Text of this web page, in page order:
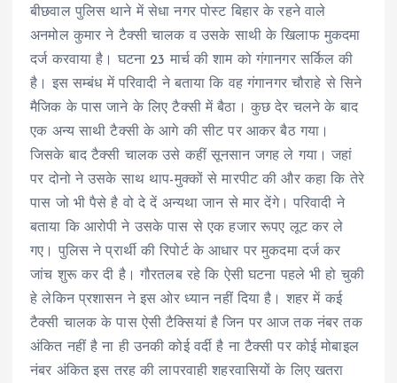
बीछवाल पुलिस थाने में सेधा नगर पोस्ट बिहार के रहने वाले
अनमोल कुमार ने टैक्सी चालक व उसके साथी के खिलाफ मुकदमा
दर्ज करवाया है। घटना 23 मार्च की शाम को गंगानगर सर्किल की
है। इस सम्बंध में परिवादी ने बताया कि वह गंगानगर चौराहे से सिने
मैजिक के पास जाने के लिए टैक्सी में बैठा। कुछ देर चलने के बाद
एक अन्य साथी टैक्सी के आगे की सीट पर आकर बैठ गया।
जिसके बाद टैक्सी चालक उसे कहीं सूनसान जगह ले गया। जहां
पर दोनो ने उसके साथ थाप-मुक्कों से मारपीट की और कहा कि तेरे
पास जो भी पैसे है वो दे दें अन्यथा जान से मार देंगे। परिवादी ने
बताया कि आरोपी ने उसके पास से एक हजार रूपए लूट कर ले
गए। पुलिस ने प्रार्थी की रिपोर्ट के आधार पर मुकदमा दर्ज कर
जांच शुरू कर दी है। गौरतलब रहे कि ऐसी घटना पहले भी हो चुकी
हे लेकिन प्रशासन ने इस ओर ध्यान नहीं दिया है। शहर में कई
टैक्सी चालक के पास ऐसी टैक्सियां है जिन पर आज तक नंबर तक
अंकित नहीं है ना ही उनकी कोई वर्दी है ना टैक्सी पर कोई मोबाइल
नंबर अंकित इस तरह की लापरवाही शहरवासियों के लिए खतरा